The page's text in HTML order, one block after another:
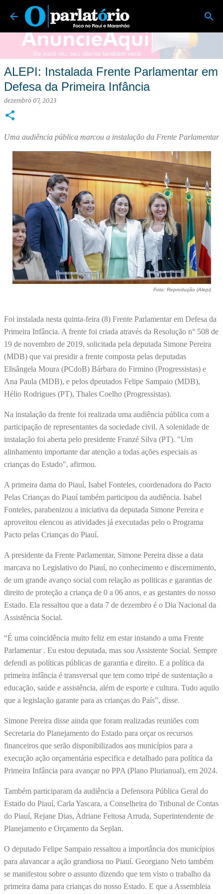
Pular para o conteúdo principal
O Parlatório | Foco no Piauí e Maranhão
ALEPI: Instalada Frente Parlamentar em
Defesa da Primeira Infância
dezembro 07, 2023
Uma audiência pública marcou a instalação da Frente Parlamentar
Foto: Reprodução (Alepi)
Foi instalada nesta quinta-feira (8) Frente Parlamentar em Defesa da
Primeira Infância. A frente foi criada através da Resolução n° 508 de
19 de novembro de 2019, solicitada pela deputada Simone Pereira
(MDB) que vai presidir a frente composta pelas deputadas
Elisângela Moura (PCdoB) Bárbara do Firmino (Progressistas) e
Ana Paula (MDB), e pelos dpeutados Felipe Sampaio (MDB),
Hélio Rodrigues (PT), Thales Coelho (Progressistas).
Na instalação da frente foi realizada uma audiência pública com a
participação de representantes da sociedade civil. A solenidade de
instalação foi aberta pelo presidente Franzé Silva (PT). "Um
alinhamento importante dar atenção a todas ações especiais as
crianças do Estado", afirmou.
A primeira dama do Piauí, Isabel Fonteles, coordenadora do Pacto
Pelas Crianças do Piauí também participou da audiência. Isabel
Fonteles, parabenizou a iniciativa da deputada Simone Pereira e
aproveitou elencou as atividades já executadas pelo o Programa
Pacto pelas Crianças do Piauí.
A presidente da Frente Parlamentar, Simone Pereira disse a data
marcava no Legislativo do Piauí, no conhecimento e discernimento,
de um grande avanço social com relação as politicas e garantias de
direito de proteção a criança de 0 a 06 anos, e as gestantes do nosso
Estado. Ela ressaltou que a data 7 de dezembro é o Dia Nacional da
Assistência Social.
“É uma coincidência muito feliz em estar instando a uma Frente
Parlamentar . Eu estou deputada, mas sou Assistente Social. Sempre
defendi as políticas públicas de garantia e direito. E a política da
primeira infância é transversal que tem como tripé de sustentação a
educação, saúde e assistência, além de esporte e cultura. Tudo aquilo
que a legislação garante para as crianças do País”, disse.
Simone Pereira disse ainda que foram realizadas reuniões com
Secretaria do Planejamento do Estado para orçar os recursos
financeiros que serão disponibilizados aos municípios para a
execução ação orçamentária especifica e detalhado para política da
Primeira Infância para avançar no PPA (Plano Plurianual), em 2024.
Também participaram da audiência a Defensora Pública Geral do
Estado do Piauí, Carla Yascara, a Conselheira do Tribunal de Contas
do Piauí, Rejane Dias, Adriane Feitosa Arruda, Superintendente de
Planejamento e Orçamento da Seplan.
O deputado Felipe Sampaio ressaltou a importância dos municípios
para alavancar a ação grandiosa no Piauí. Georgiano Neto também
se manifestou sobre o assunto dizendo que tem visto o trabalho da
primeira dama para crianças do nosso Estado. E que a Assembleia